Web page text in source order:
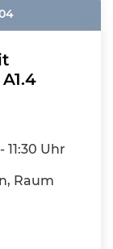
11:30 Uhr
Raum